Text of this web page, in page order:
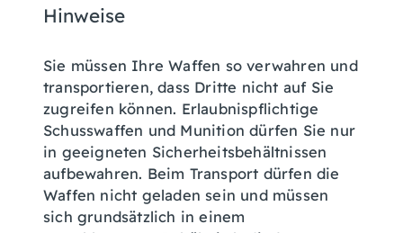
Hinweise
Sie müssen Ihre Waffen so verwahren und
transportieren, dass Dritte nicht auf Sie
zugreifen können. Erlaubnispflichtige
Schusswaffen und Munition dürfen Sie nur
in geeigneten Sicherheitsbehältnissen
aufbewahren. Beim Transport dürfen die
Waffen nicht geladen sein und müssen
sich grundsätzlich in einem